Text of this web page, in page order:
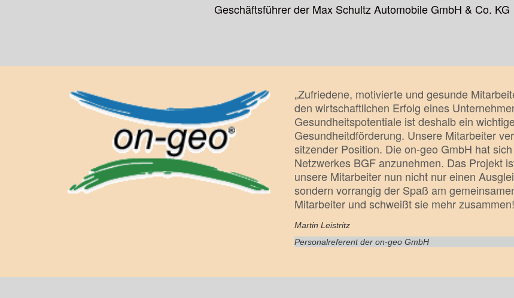
Geschäftsführer der Max Schultz Automobile GmbH & Co. KG
„Zufriedene, motivierte und gesunde
den wirtschaftlichen Erfolg eines
Gesundheitspotentiale ist deshalb ein
Gesundheitdförderung. Unsere Mitarbeiter
sitzender Position. Die on-geo GmbH hat
Netzwerkes BGF anzunehmen. Das Projekt
unsere Mitarbeiter nun nicht nur einen
sondern vorrangig der Spaß am
Mitarbeiter und schweißt sie mehr
Martin Leistritz
Personalreferent der on-geo GmbH